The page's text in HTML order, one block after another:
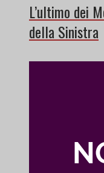
L’ultimo dei
della Sinistra